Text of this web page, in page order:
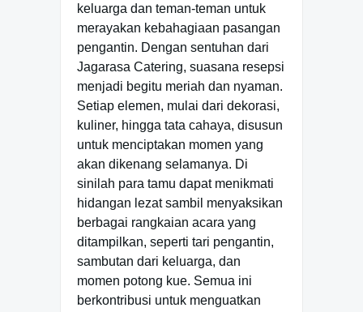
keluarga dan teman-teman untuk
merayakan kebahagiaan pasangan
pengantin. Dengan sentuhan dari
Jagarasa Catering, suasana resepsi
menjadi begitu meriah dan nyaman.
Setiap elemen, mulai dari dekorasi,
kuliner, hingga tata cahaya, disusun
untuk menciptakan momen yang
akan dikenang selamanya. Di
sinilah para tamu dapat menikmati
hidangan lezat sambil menyaksikan
berbagai rangkaian acara yang
ditampilkan, seperti tari pengantin,
sambutan dari keluarga, dan
momen potong kue. Semua ini
berkontribusi untuk menguatkan